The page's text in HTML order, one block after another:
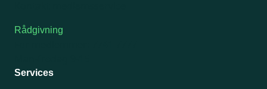
Rådgivning
Services